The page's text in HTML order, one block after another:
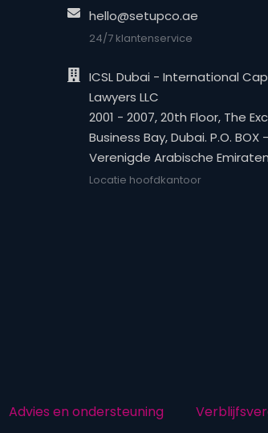
hello@setupco.ae
24/7 klantenservice
ICSL Dubai - International
Lawyers LLC
2001 - 2007, 20th Floor, The
Business Bay, Dubai. P.O. BOX
Verenigde Arabische Emiraten
Locatie hoofdkantoor
Advies en ondersteuning